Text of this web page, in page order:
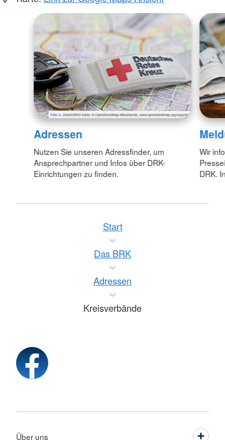
Adressen
Nutzen Sie unseren Adressfinder, um
Ansprechpartner und Infos über DRK-
Einrichtungen zu finden.
Wir
DRK.
Start
Das BRK
Adressen
Kreisverbände
Über uns